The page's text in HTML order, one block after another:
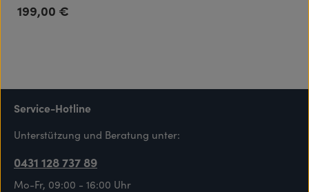
Regulärer Preis:
199,00 €
Service-Hotline
Unterstützung und Beratung unter:
0431 128 737 89
Mo-Fr, 09:00 - 16:00 Uhr